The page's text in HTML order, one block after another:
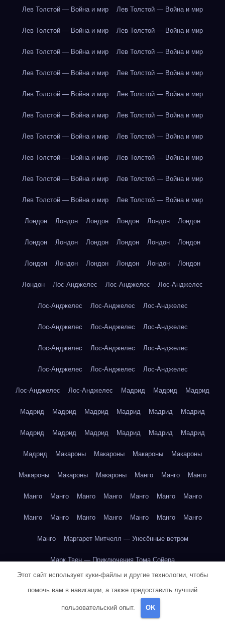
Лев Толстой — Война и мир Лев Толстой — Война и мир
Лев Толстой — Война и мир Лев Толстой — Война и мир
Лев Толстой — Война и мир Лев Толстой — Война и мир
Лев Толстой — Война и мир Лев Толстой — Война и мир
Лев Толстой — Война и мир Лев Толстой — Война и мир
Лев Толстой — Война и мир Лев Толстой — Война и мир
Лев Толстой — Война и мир Лев Толстой — Война и мир
Лев Толстой — Война и мир Лев Толстой — Война и мир
Лев Толстой — Война и мир Лев Толстой — Война и мир
Лев Толстой — Война и мир Лев Толстой — Война и мир
Лондон Лондон Лондон Лондон Лондон Лондон
Лондон Лондон Лондон Лондон Лондон Лондон
Лондон Лондон Лондон Лондон Лондон Лондон
Лондон Лос-Анджелес Лос-Анджелес Лос-Анджелес
Лос-Анджелес Лос-Анджелес Лос-Анджелес
Лос-Анджелес Лос-Анджелес Лос-Анджелес
Лос-Анджелес Лос-Анджелес Лос-Анджелес
Лос-Анджелес Лос-Анджелес Лос-Анджелес
Лос-Анджелес Лос-Анджелес Мадрид Мадрид Мадрид
Мадрид Мадрид Мадрид Мадрид Мадрид Мадрид
Мадрид Мадрид Мадрид Мадрид Мадрид Мадрид
Мадрид Макароны Макароны Макароны Макароны
Макароны Макароны Макароны Манго Манго Манго
Манго Манго Манго Манго Манго Манго Манго
Манго Манго Манго Манго Манго Манго Манго
Манго Маргарет Митчелл — Унесённые ветром
Марк Твен — Приключения Тома Сойера
Марк Твен — Приключения Тома Сойера
Этот сайт использует куки-файлы и другие технологии, чтобы
помочь вам в навигации, а также предоставить лучший
пользовательский опыт. OK